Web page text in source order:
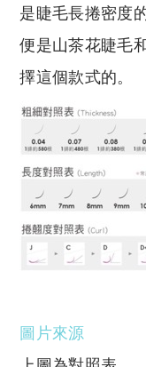
是睫毛長捲密度
便是山茶花睫毛
擇這個款式的。
圖片來源